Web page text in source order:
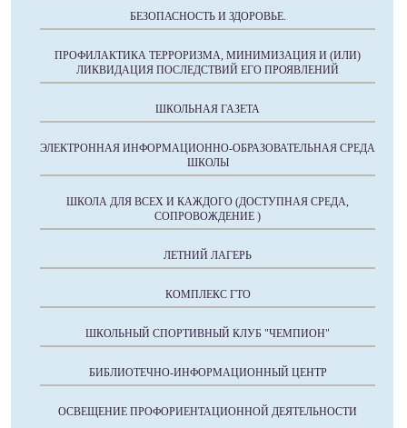
БЕЗОПАСНОСТЬ И ЗДОРОВЬЕ.
ПРОФИЛАКТИКА ТЕРРОРИЗМА, МИНИМИЗАЦИЯ И (ИЛИ)
ЛИКВИДАЦИЯ ПОСЛЕДСТВИЙ ЕГО ПРОЯВЛЕНИЙ
ШКОЛЬНАЯ ГАЗЕТА
ЭЛЕКТРОННАЯ ИНФОРМАЦИОННО-ОБРАЗОВАТЕЛЬНАЯ СРЕДА
ШКОЛЫ
ШКОЛА ДЛЯ ВСЕХ И КАЖДОГО (ДОСТУПНАЯ СРЕДА,
СОПРОВОЖДЕНИЕ )
ЛЕТНИЙ ЛАГЕРЬ
КОМПЛЕКС ГТО
ШКОЛЬНЫЙ СПОРТИВНЫЙ КЛУБ "ЧЕМПИОН"
БИБЛИОТЕЧНО-ИНФОРМАЦИОННЫЙ ЦЕНТР
ОСВЕЩЕНИЕ ПРОФОРИЕНТАЦИОННОЙ ДЕЯТЕЛЬНОСТИ